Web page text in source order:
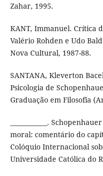
Zahar, 1995.
KANT, Immanuel. Crítica
Valério Rohden e Udo
Nova Cultural, 1987-88.
SANTANA, Kleverton
Psicologia de
Graduação em Filosofia
____________.
moral: comentário do
Colóquio Internacional
Universidade Católica do